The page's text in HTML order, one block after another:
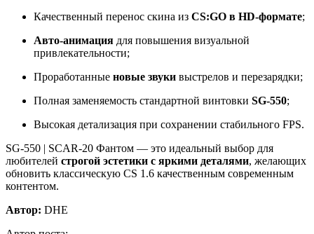
Качественный перенос скина из CS:GO в HD-формате;
Авто-анимация для повышения визуальной
привлекательности;
Проработанные новые звуки выстрелов и перезарядки;
Полная заменяемость стандартной винтовки SG-550;
Высокая детализация при сохранении стабильного FPS.
SG-550 | SCAR-20 Фантом — это идеальный выбор для
любителей строгой эстетики с яркими деталями, желающих
обновить классическую CS 1.6 качественным современным
контентом.
Автор: DHE